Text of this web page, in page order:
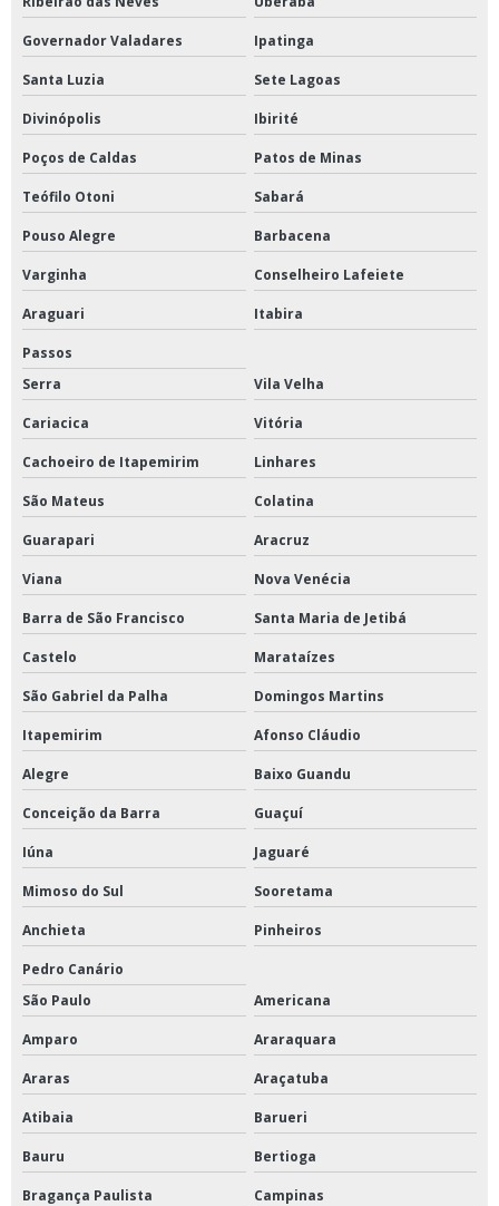
Governador Valadares Ipatinga
Santa Luzia Sete Lagoas
Divinópolis Ibirité
Poços de Caldas Patos de Minas
Teófilo Otoni Sabará
Pouso Alegre Barbacena
Varginha Conselheiro Lafeiete
Araguari Itabira
Passos
Serra
Vila Velha
Cariacica Vitória
Cachoeiro de Itapemirim Linhares
São Mateus Colatina
Guarapari Aracruz
Viana Nova Venécia
Barra de São Francisco Santa Maria de Jetibá
Castelo Marataízes
São Gabriel da Palha Domingos Martins
Itapemirim Afonso Cláudio
Alegre Baixo Guandu
Conceição da Barra Guaçuí
Iúna Jaguaré
Mimoso do Sul Sooretama
Anchieta Pinheiros
Pedro Canário
São Paulo
Americana
Amparo Araraquara
Araras Araçatuba
Atibaia Barueri
Bauru Bertioga
Bragança Paulista Campinas